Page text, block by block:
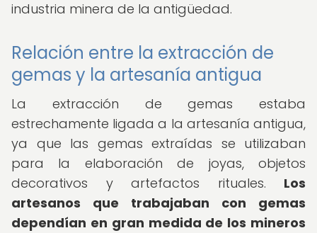
industria minera de la antigüedad.
Relación entre la extracción de
gemas y la artesanía antigua
La extracción de gemas estaba
estrechamente ligada a la artesanía antigua,
ya que las gemas extraídas se utilizaban
para la elaboración de joyas, objetos
decorativos y artefactos rituales. Los
artesanos que trabajaban con gemas
dependían en gran medida de los mineros